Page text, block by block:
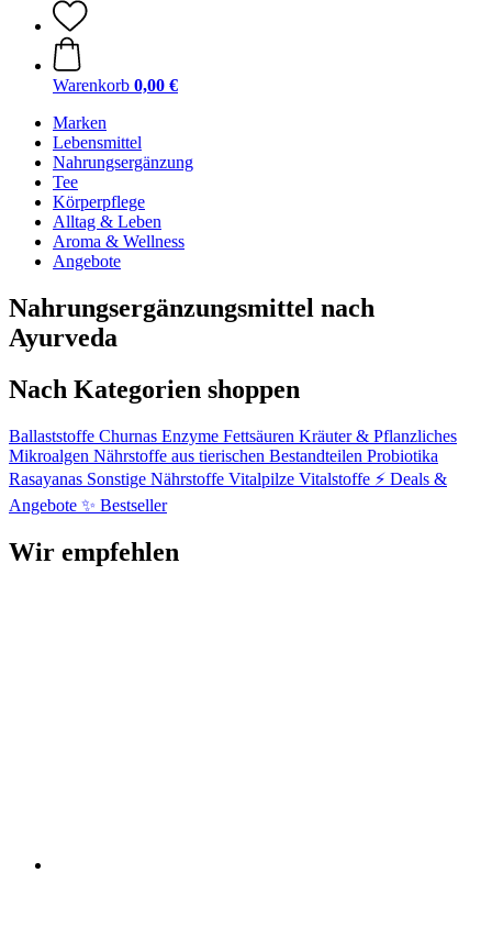
Warenkorb 0,00 €
Marken
Lebensmittel
Nahrungsergänzung
Tee
Körperpflege
Alltag & Leben
Aroma & Wellness
Angebote
Nahrungsergänzungsmittel nach
Ayurveda
Nach Kategorien shoppen
Ballaststoffe Churnas Enzyme Fettsäuren Kräuter & Pflanzliches
Mikroalgen Nährstoffe aus tierischen Bestandteilen Probiotika
Rasayanas Sonstige Nährstoffe Vitalpilze Vitalstoffe ⚡ Deals &
Angebote ✨ Bestseller
Wir empfehlen